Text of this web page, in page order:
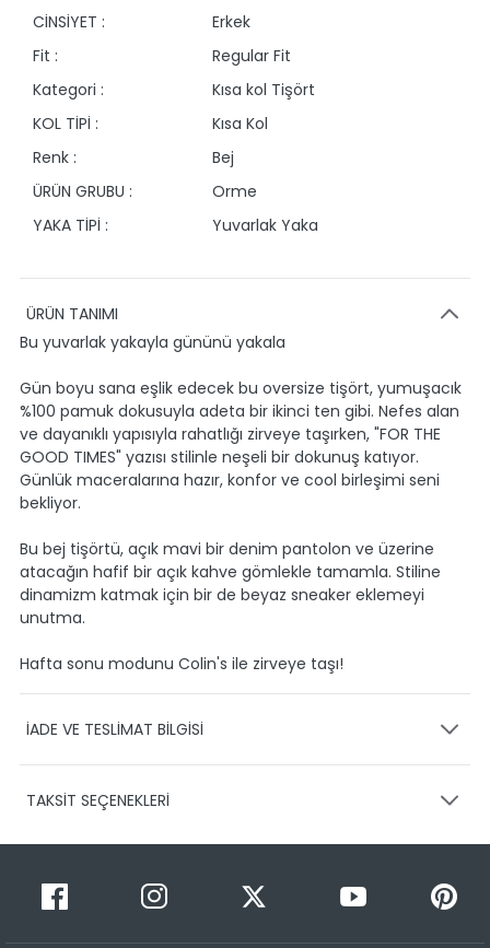
CİNSİYET :
Erkek
Fit :
Regular Fit
Kategori :
Kısa kol Tişört
KOL TİPİ :
Kısa Kol
Renk :
Bej
ÜRÜN GRUBU :
Orme
YAKA TİPİ :
Yuvarlak Yaka
ÜRÜN TANIMI
Bu yuvarlak yakayla gününü yakala
Gün boyu sana eşlik edecek bu oversize tişört, yumuşacık
%100 pamuk dokusuyla adeta bir ikinci ten gibi. Nefes alan
ve dayanıklı yapısıyla rahatlığı zirveye taşırken, "FOR THE
GOOD TIMES" yazısı stilinle neşeli bir dokunuş katıyor.
Günlük maceralarına hazır, konfor ve cool birleşimi seni
bekliyor.
Bu bej tişörtü, açık mavi bir denim pantolon ve üzerine
atacağın hafif bir açık kahve gömlekle tamamla. Stiline
dinamizm katmak için bir de beyaz sneaker eklemeyi
unutma.
Hafta sonu modunu Colin's ile zirveye taşı!
İADE VE TESLİMAT BİLGİSİ
Ürünlerinizin gönderimini anlaşmalı olduğumuz PTT,
1-3 iş günü içerisinde kargoya teslim edilir.
Siparişimin kargo takibini nasıl yapabilirim?
TAKSİT SEÇENEKLERİ
Taksit Sayısı Taksit Miktarı
Taksitli Tutar
Toplam
399,95 TL